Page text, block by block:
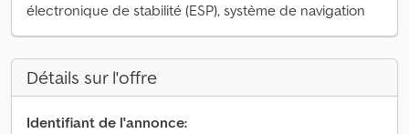
électronique de stabilité (ESP), système de navigation
Détails sur l'offre
Identifiant de l'annonce: